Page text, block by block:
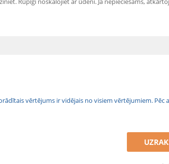
vērtējums ir vidējais no visiem vērtējumiem. Pēc